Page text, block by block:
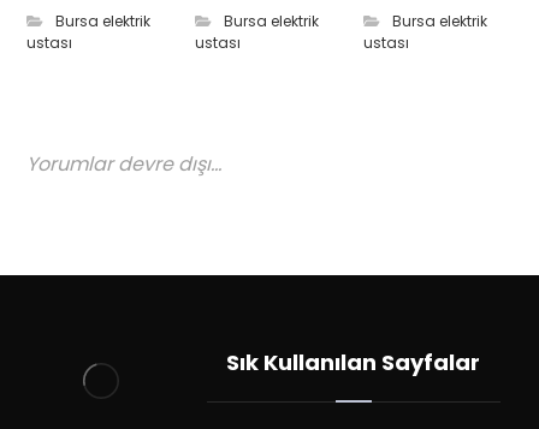
Bursa elektrik
ustası
Bursa elektrik
ustası
Bursa elektrik
ustası
Yorumlar devre dışı...
Sık Kullanılan Sayfalar